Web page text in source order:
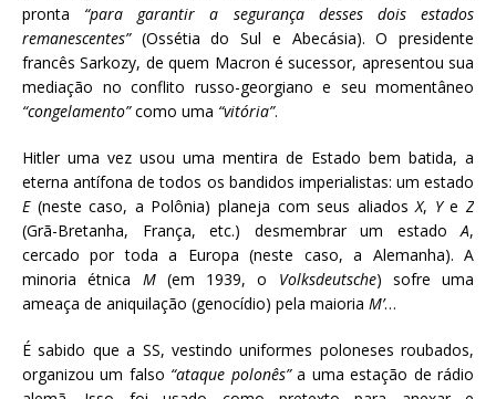
pronta “para garantir a segurança desses dois estados
remanescentes”(Ossétia do Sul e Abecásia). O presidente
francês Sarkozy, de quem Macron é sucessor, apresentou sua
mediação no conflito russo-georgiano e seu momentâneo
“congelamento”como uma “vitória”.
Hitler uma vez usou uma mentira de Estado bem batida, a
eterna antífona de todos os bandidos imperialistas: um estado
E(neste caso, a Polônia) planeja com seus aliadosX, YeZ
(Grã-Bretanha, França, etc.) desmembrar um estado A,
cercado por toda a Europa (neste caso, a Alemanha). A
minoria étnica M(em 1939, o Volksdeutsche) sofre uma
ameaça de aniquilação (genocídio) pela maioria M’…
É sabido que a SS, vestindo uniformes poloneses roubados,
organizou um falso “ataque polonês”a uma estação de rádio